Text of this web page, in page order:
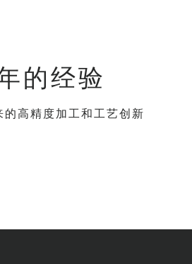
的经验
高精度加工和工艺创新